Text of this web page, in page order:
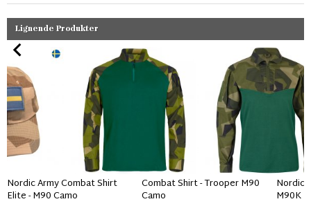
Lignende Produkter
Nordic Army Combat Shirt
Elite - M90 Camo
Combat Shirt - Trooper M90
Camo
Nordic
M90K